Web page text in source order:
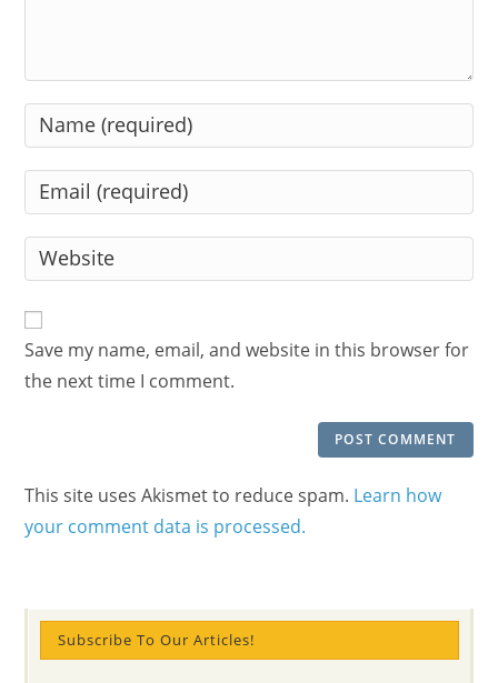
Enter
your
name
comment
Enter
your
email
address
Enter
your
URL
(optional)
Save my name, email, and website in this browser for
the next time I comment.
This site uses Akismet to reduce spam. Learn how
your comment data is processed.
Subscribe To Our Articles!